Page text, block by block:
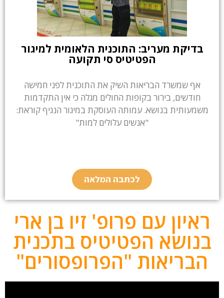
בדיקת מעריב: התוכנית הלאומית למיגור
הפטיטיס סי תקועה
אף שמשרד הבריאות השיק את התוכנית לפני חמישה
חודשים, בירור בקופות החולים מגלה כי אין התקדמות
משמעותית בנושא. עמותה העוסקת במיגור הנגיף קוראת:
"אנשים עלולים למות"
לכתבה המלאה
ראיון עם פרופ' זיו בן ארי
בנושא הפטיטיס בתכנית
הבריאות "הפרופסורים"